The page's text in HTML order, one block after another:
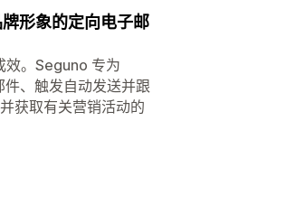
形象的定向电子邮
效。Seguno 专为
、触发自动发送并跟
获取有关营销活动的